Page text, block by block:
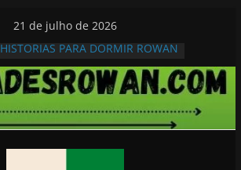
21 de julho de 2026
HISTORIAS PARA DORMIR ROWAN